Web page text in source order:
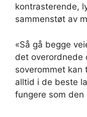
kontrasterende,
sammenstøt av
«Så gå begge
det overordnede
soverommet kan
alltid i de beste
fungere som